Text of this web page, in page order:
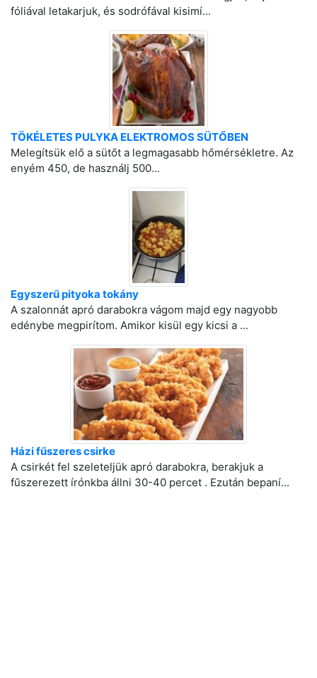
fóliával letakarjuk, és sodrófával kisimí...
TÖKÉLETES PULYKA ELEKTROMOS SÜTŐBEN
Melegítsük elő a sütőt a legmagasabb hőmérsékletre. Az
enyém 450, de használj 500...
Egyszerű pityoka tokány
A szalonnát apró darabokra vágom majd egy nagyobb
edénybe megpirítom. Amikor kisül egy kicsi a ...
Házi fűszeres csirke
A csirkét fel szeleteljük apró darabokra, berakjuk a
fűszerezett írónkba állni 30-40 percet . Ezután bepaní...